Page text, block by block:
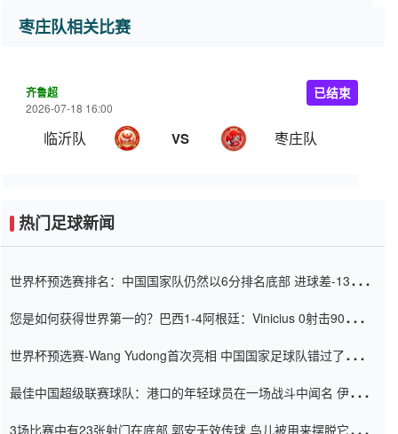
枣庄队相关比赛
齐鲁超
2026-07-18 16:00
临沂队 VS 枣庄队
已结束
热门足球新闻
世界杯预选赛排名：中国国家队仍然以6分排名底部 进球差-13令人
您是如何获得世界第一的？巴西1-4阿根廷：Vinicius 0射击90分钟
世界杯预选赛-Wang Yudong首次亮相 中国国家足球队错过了世界
最佳中国超级联赛球队：港口的年轻球员在一场战斗中闻名 伊万放
3场比赛中有23张射门在底部 郭安无效传球 鸟儿被用来摆脱它